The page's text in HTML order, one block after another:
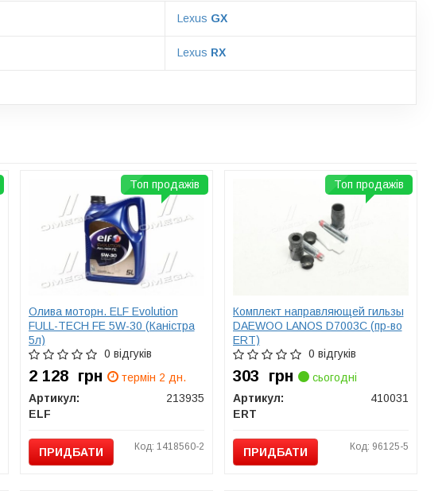
Lexus GX
Lexus RX
Олива моторн. ELF Evolution
FULL-TECH FE 5W-30 (Каністра
5л)
0 відгуків
2 128 грн
термін 2 дн.
Артикул:
213935
ELF
ПРИДБАТИ Код: 1418560-2
Топ продажів
Комплект направляющей гильзы
DAEWOO LANOS D7003C (пр-во
ERT)
0 відгуків
303 грн
сьогодні
Артикул:
410031
ERT
ПРИДБАТИ Код: 96125-5
Топ продажів